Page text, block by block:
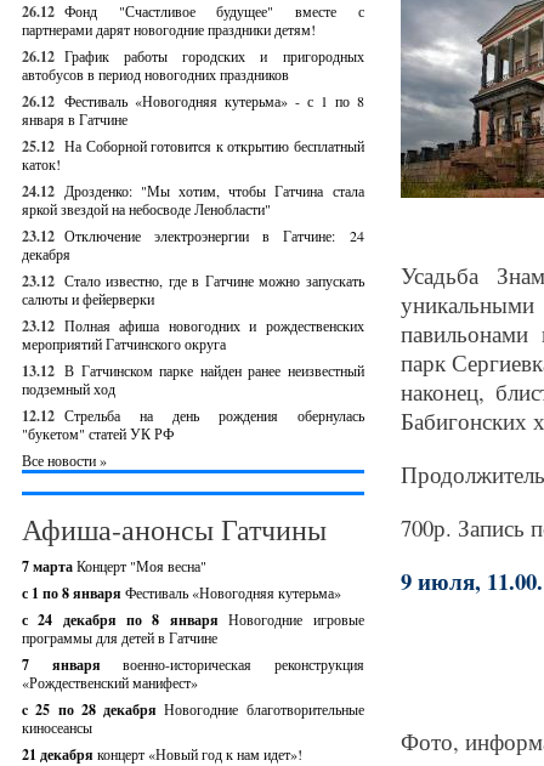
26.12 Фонд "Счастливое будущее" вместе с
партнерами дарят новогодние праздники детям!
26.12 График работы городских и пригородных
автобусов в период новогодних праздников
26.12 Фестиваль «Новогодняя кутерьма» - с 1 по 8
января в Гатчине
25.12 На Соборной готовится к открытию бесплатный
каток!
24.12 Дрозденко: "Мы хотим, чтобы Гатчина стала
яркой звездой на небосводе Ленобласти"
23.12 Отключение электроэнергии в Гатчине: 24
декабря
23.12 Стало известно, где в Гатчине можно запускать
салюты и фейерверки
23.12 Полная афиша новогодних и рождественских
мероприятий Гатчинского округа
13.12 В Гатчинском парке найден ранее неизвестный
подземный ход
12.12 Стрельба на день рождения обернулась
"букетом" статей УК РФ
Все новости »
Афиша-анонсы Гатчины
7 мартаКонцерт "Моя весна"
с 1 по 8 января Фестиваль «Новогодняя кутерьма»
с 24 декабря по 8 январяНовогодние игровые
программы для детей в Гатчине
7 январявоенно-историческая реконструкция
«Рождественский манифест»
c 25 по 28 декабряНовогодние благотворительные
киносеансы
21 декабря концерт «Новый год к нам идет»!
Усадьба
павильонами
парк
наконец,
Бабигонских
700р. Запись
9 июля, 11.00.
Фото,